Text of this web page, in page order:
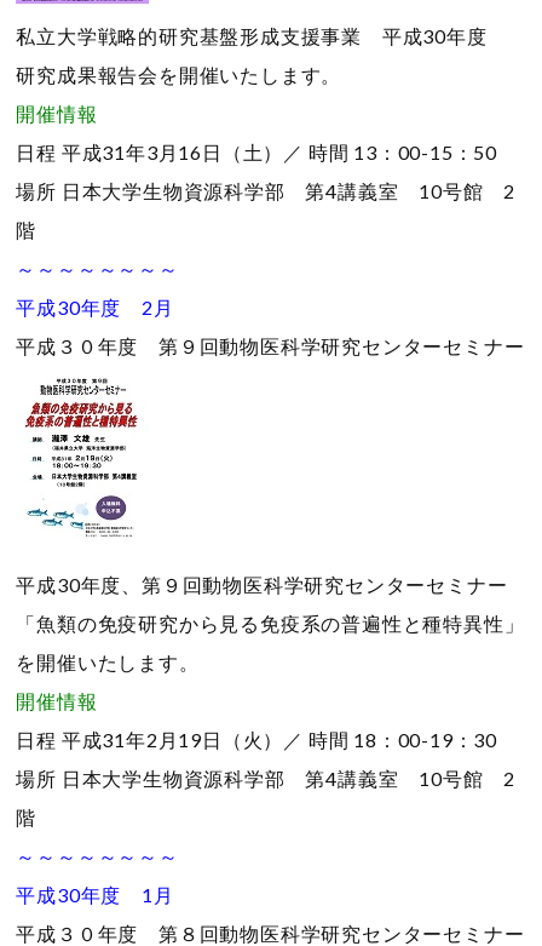
私立大学戦略的研究基盤形成支援事業 平成30年度
研究成果報告会を開催いたします。
開催情報
日程 平成31年3月16日（土）／ 時間 13：00-15：50
場所 日本大学生物資源科学部 第4講義室 10号館 2
階
～～～～～～～～
平成30年度 2月
平成３０年度 第９回動物医科学研究センターセミナー
平成30年度、第９回動物医科学研究センターセミナー
「魚類の免疫研究から見る免疫系の普遍性と種特異性」
を開催いたします。
開催情報
日程 平成31年2月19日（火）／ 時間 18：00-19：30
場所 日本大学生物資源科学部 第4講義室 10号館 2
階
～～～～～～～～
平成30年度 1月
平成３０年度 第８回動物医科学研究センターセミナー